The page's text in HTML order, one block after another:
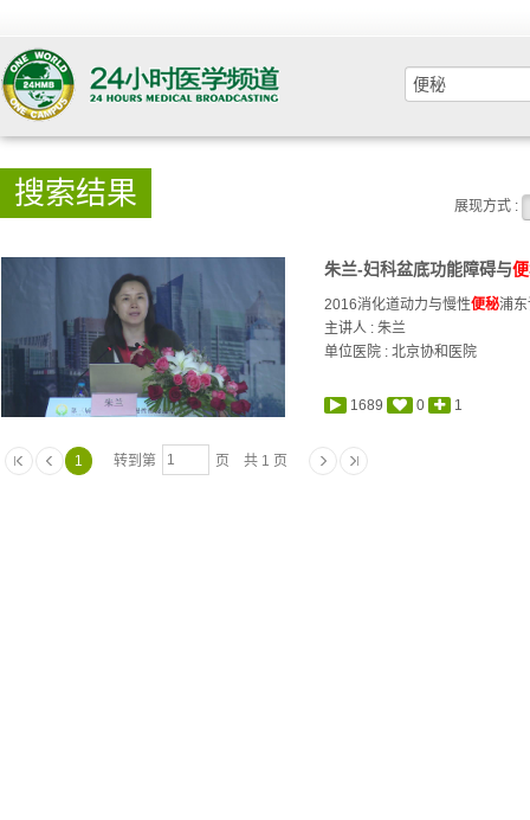
搜索结果 展现方式 :
朱兰-妇科盆底功能障碍与
2016消化道动力与慢性便秘浦
主讲人 :朱兰
单位医院 : 北京协和医院
1689 0 1
1 转到第 页 共 1 页